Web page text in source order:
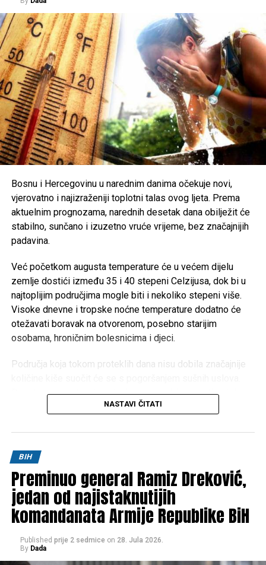
do 40 stepeni, odnosno do 42 stepenau Hercegovini.
Zbog ekstremno visokih temperatura, nadležni pozivaju
građane na dodatni oprez. Preporučuje se redovna
hidratacija, izbjegavanje boravka na otvorenom u
najtoplijem dijelu dana, nošenje lagane i svijetle odjeće te
zaštita od direktnog sunčevog zračenja.
Poseban oprez savjetuje sestarijim osobama, djeci,
hroničnim bolesnicima i svima koji rade na otvorenom,
uz preporuku da se pridržavaju savjeta ljekara i, ukoliko je
moguće, borave u rashlađenim prostorijama tokom
Share Post
Share
Tweet Share
Bosnu i Hercegovinu u narednim danima očekuje novi,
vjerovatno i najizraženiji toplotni talas ovog ljeta. Prema
aktuelnim prognozama, narednih desetak dana obilježit će
stabilno, sunčano i izuzetno vruće vrijeme, bez značajnijih
padavina.
Već početkom augusta temperature će u većem dijelu
zemlje dostići između 35 i 40 stepeni Celzijusa, dok bi u
najtoplijim područjima mogle biti i nekoliko stepeni više.
Visoke dnevne i tropske noćne temperature dodatno će
otežavati boravak na otvorenom, posebno starijim
osobama, hroničnim bolesnicima i djeci.
Područja koja tokom proteklih dana nisu dobila značajnije
Dugotrajan izostanak padavina mogao bi izazvati ozbiljne
posljedice za poljoprivredu, vodotokove i povećati rizik od
će doći do promjene vremena. Prema trenutnim
prognostičkim modelima, toplotni talas će potrajati
najmanje do oko10. augusta, ali je riječ o periodu koji je
još uvijek dovoljno udaljen da bi prognoze bile potpuno
pouzdane.
Građanima se savjetuje da izbjegavaju duži boravak na
suncu u najtoplijem dijelu dana, unose dovoljno tečnosti i
NASTAVI ČITATI
BIH
Preminuo general Ramiz Dreković,
jedan od najistaknutijih
komandanata Armije Republike BiH
Published prije 2 sedmice on 28. Jula 2026.
By Dada